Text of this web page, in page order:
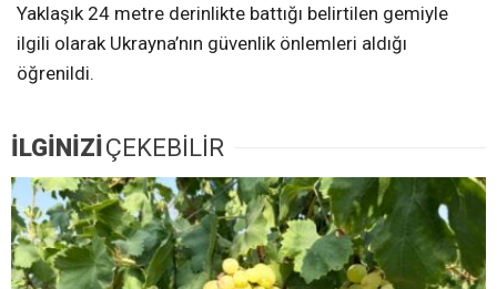
Yaklaşık 24 metre derinlikte battığı belirtilen gemiyle
ilgili olarak Ukrayna’nın güvenlik önlemleri aldığı
öğrenildi.
İLGİNİZİÇEKEBİLİR